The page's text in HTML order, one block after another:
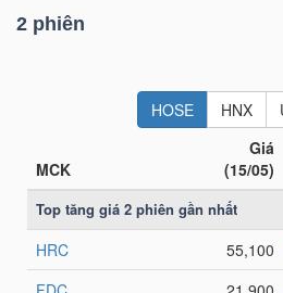
2 phiên
CHÍNH